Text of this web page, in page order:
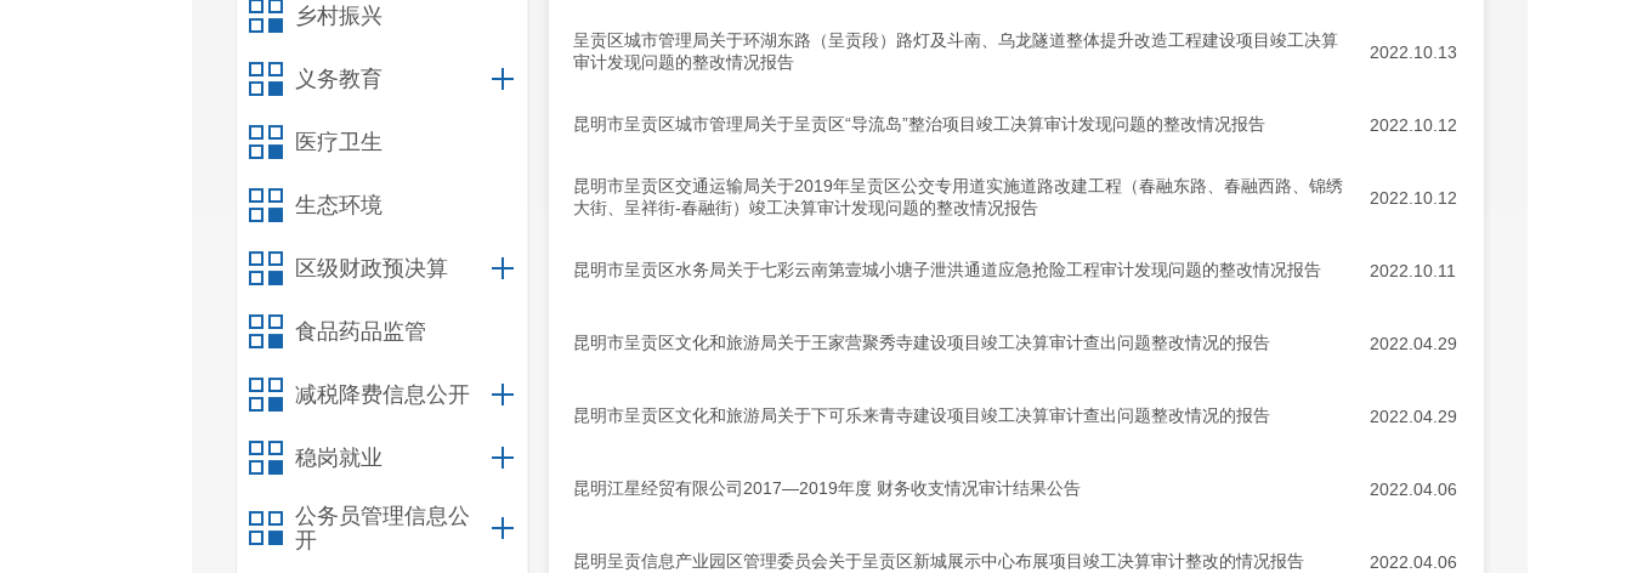
乡村振兴
义务教育
医疗卫生
生态环境
区级财政预决算
食品药品监管
减税降费信息公开
稳岗就业
公务员管理信息公
开
呈贡区城市管理局关于环湖东路（呈贡段）路灯及斗南、乌龙隧道整体提升改造工程建设项目竣工决算
审计发现问题的整改情况报告
2022.10.13
昆明市呈贡区城市管理局关于呈贡区“导流岛”整治项目竣工决算审计发现问题的整改情况报告 2022.10.12
昆明市呈贡区交通运输局关于2019年呈贡区公交专用道实施道路改建工程（春融东路、春融西路、锦绣
大街、呈祥街-春融街）竣工决算审计发现问题的整改情况报告
2022.10.12
昆明市呈贡区水务局关于七彩云南第壹城小塘子泄洪通道应急抢险工程审计发现问题的整改情况报告 2022.10.11
昆明市呈贡区文化和旅游局关于王家营聚秀寺建设项目竣工决算审计查出问题整改情况的报告 2022.04.29
昆明市呈贡区文化和旅游局关于下可乐来青寺建设项目竣工决算审计查出问题整改情况的报告 2022.04.29
昆明江星经贸有限公司2017—2019年度 财务收支情况审计结果公告 2022.04.06
昆明呈贡信息产业园区管理委员会关于呈贡区新城展示中心布展项目竣工决算审计整改的情况报告 2022.04.06